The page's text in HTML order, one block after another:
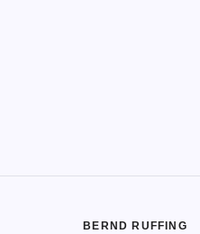
BERND RUFFING